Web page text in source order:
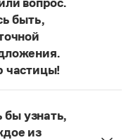
к сложному
вопрос.
быть,
частицы!
помни о своих
Где ты только
узнать,
из